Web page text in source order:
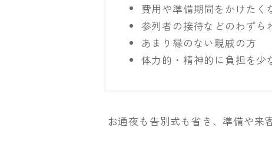
費用や準備期間をかけたく
参列者の接待などのわずら
あまり縁のない親戚の方
体力的・精神的に負担を少
お通夜も告別式も省き、準備や来